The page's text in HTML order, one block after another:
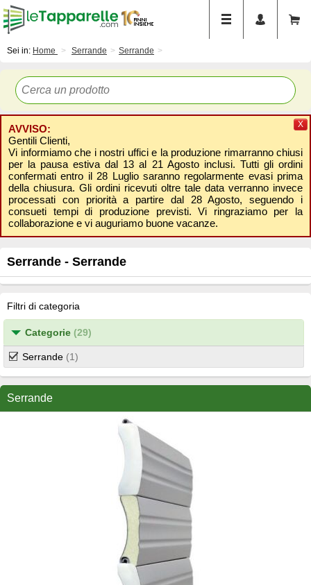
Sei in: Home Serrande Serrande
AVVISO:
Gentili Clienti,
Vi informiamo che i nostri uffici e la produzione rimarranno chiusi
per la pausa estiva dal 13 al 21 Agosto inclusi. Tutti gli ordini
confermati entro il 28 Luglio saranno regolarmente evasi prima
della chiusura. Gli ordini ricevuti oltre tale data verranno invece
processati con priorità a partire dal 28 Agosto, seguendo i
consueti tempi di produzione previsti. Vi ringraziamo per la
collaborazione e vi auguriamo buone vacanze.
X
Serrande - Serrande
Filtri di categoria
Categorie (29)
Serrande (1)
Serrande